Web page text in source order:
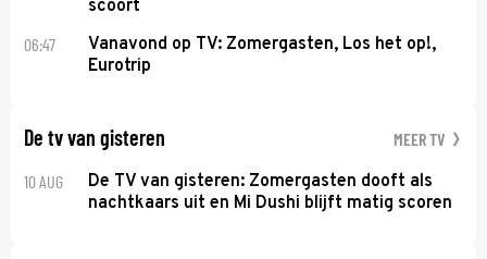
scoort
06:47
Vanavond op TV: Zomergasten, Los het op!,
Eurotrip
De tv van gisteren MEER TV
10 AUG
De TV van gisteren: Zomergasten dooft als
nachtkaars uit en Mi Dushi blijft matig scoren